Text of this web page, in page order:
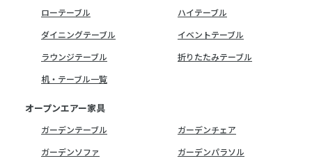
ローテーブル
ハイテーブル
ダイニングテーブル
イベントテーブル
ラウンジテーブル
折りたたみテーブル
机・テーブル一覧
オープンエアー家具
ガーデンテーブル
ガーデンチェア
ガーデンソファ
ガーデンパラソル